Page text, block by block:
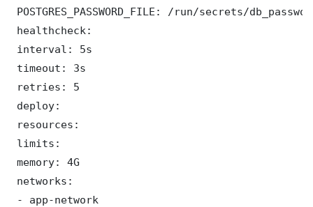
POSTGRES_PASSWORD_FILE: /run/secrets/
healthcheck:
interval: 5s
timeout: 3s
retries: 5
deploy:
resources:
limits:
memory: 4G
networks:
- app-network